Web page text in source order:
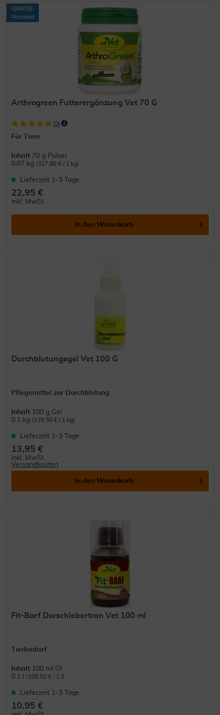
GRATIS
Versand
Arthrogreen Futterergänzung Vet 70 G
(2)
Für Tiere
Inhalt 70 g Pulver
0.07 kg (327,86 € / 1 kg)
Lieferzeit 1-3 Tage
22,95 €
inkl. MwSt.
In den Warenkorb
Durchblutungsgel Vet 100 G
Pflegemittel zur Durchblutung
Inhalt 100 g Gel
0.1 kg (139,50 € / 1 kg)
Lieferzeit 1-3 Tage
13,95 €
inkl. MwSt.
Versandkosten
In den Warenkorb
Fit-Barf Dorschlebertran Vet 100 ml
Tierbedarf
Inhalt 100 ml Öl
0.1 l
(109,50 € / 1 l)
Lieferzeit 1-3 Tage
10,95 €